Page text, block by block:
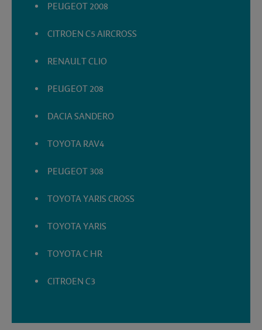
PEUGEOT 2008
CITROEN C5 AIRCROSS
RENAULT CLIO
PEUGEOT 208
DACIA SANDERO
TOYOTA RAV4
PEUGEOT 308
TOYOTA YARIS CROSS
TOYOTA YARIS
TOYOTA C HR
CITROEN C3